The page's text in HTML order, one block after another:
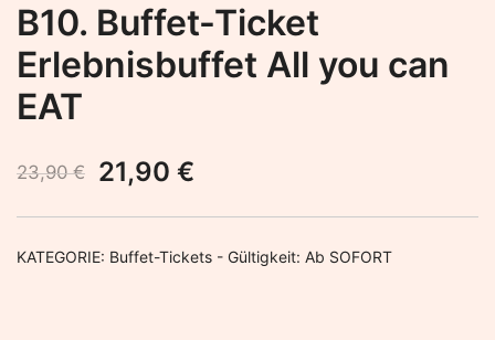
B10. Buffet-Ticket
Erlebnisbuffet All you can
EAT
23,90€
Ursprünglicher
Preis
war:
21,90 €
Preis
ist:
KATEGORIE: Buffet-Tickets - Gültigkeit: Ab SOFORT